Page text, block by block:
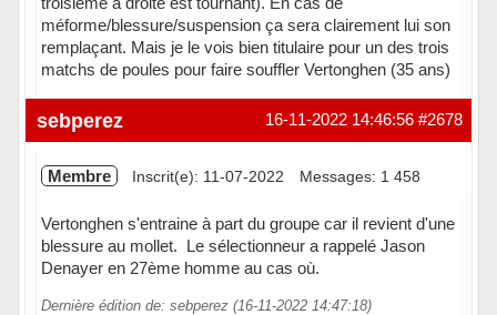
méforme/blessure/suspension ça sera clairement lui son
remplaçant. Mais je le vois bien titulaire pour un des trois
matchs de poules pour faire souffler Vertonghen (35 ans)
Hors ligne #2678
16-11-2022 14:46:56
sebperez
Membre Inscrit(e): 11-07-2022 Messages: 1 458
Vertonghen s'entraine à part du groupe car il revient d'une
blessure au mollet. Le sélectionneur a rappelé Jason
Denayer en 27ème homme au cas où.
Dernière édition de: sebperez (16-11-2022 14:47:18)